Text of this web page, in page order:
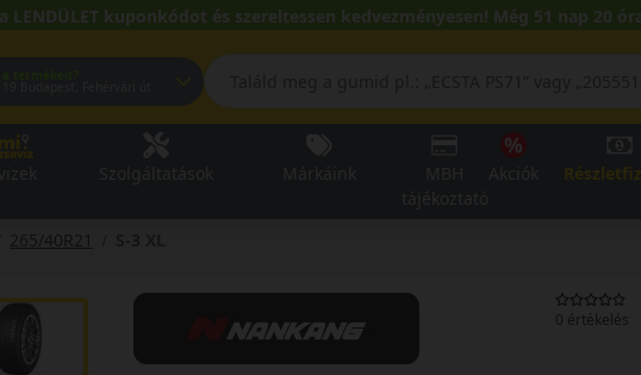
LENDÜLET kuponkódot és szereltessen kedvezményesen! Még 51 nap 20
265/40R21
0 értékelés